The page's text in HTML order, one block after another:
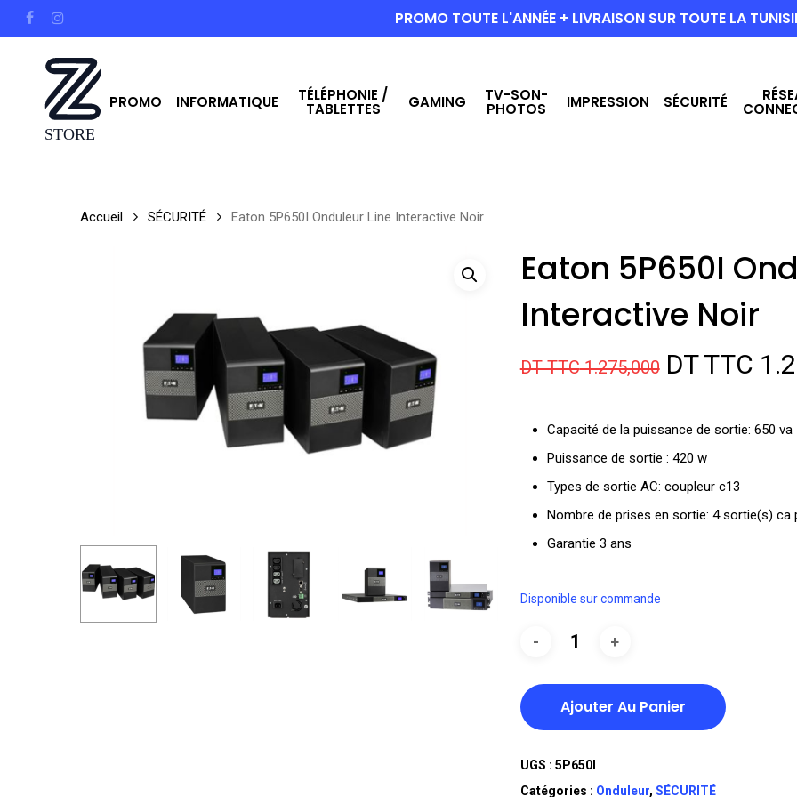
to
facebookinstagram PROMO TOUTE L'ANNÉE + LIVRAISON SUR TOUTE LA
PROMO INFORMATIQUE TÉLÉPHONIE /
TABLETTES GAMING TV-SON-
PHOTOS IMPRESSION SÉCURITÉ
Accueil SÉCURITÉ Eaton 5P650I Onduleur Line Interactive Noir
Eaton 5P650I
Interactive Noir
DT TTC1.275,000 Le
initial
était :
DT
TTC
DT TTC
Capacité de la puissance de sortie: 650 va
Puissance de sortie : 420 w
Types de sortie AC: coupleur c13
Nombre de prises en sortie: 4 sortie(s) ca
Garantie 3 ans
Disponible sur commande
Ajouter Au Panier
UGS : 5P650I
Catégories : Onduleur, SÉCURITÉ